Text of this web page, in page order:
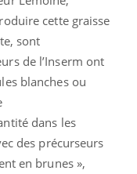
cette graisse
sont
de l’Inserm ont
blanches ou
dans les
des précurseurs
en brunes »,